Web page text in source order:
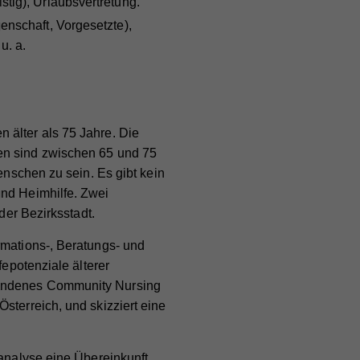
Vorgesetzte),
a.
älter als 75 Jahre. Die
sind zwischen 65 und 75
zu sein. Es gibt kein
Heimhilfe. Zwei
Bezirksstadt.
, Beratungs- und
älterer
Community Nursing
und skizziert eine